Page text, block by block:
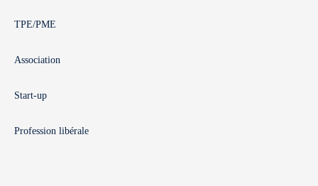
TPE/PME
Association
Start-up
Profession libérale